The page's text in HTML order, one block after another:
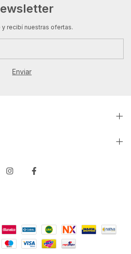
y recibí nuestras ofertas.